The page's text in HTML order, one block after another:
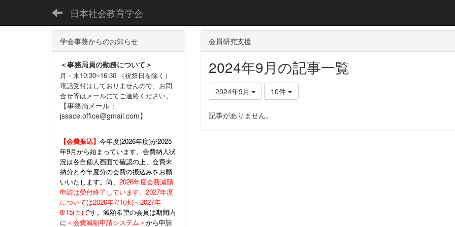
日本社会教育学会
会員研究支援
2024年9月の記事一覧
2024年9月 10件
記事がありません。
学会事務からのお知らせ
＜事務局員の勤務について＞
月・木10:30~16:30 （祝祭日を除く）
電話受付はしておりませんので、お問
合せ等はメールにてご連絡ください。
【事務局メール：
jssace.office@gmail.com】
【会費振込】 今年度(2026年度)が2025
年9月から始まっています。会費納入状
況は各自個人画面で確認の上、会費未
納分と今年度分の会費の振込みをお願
いいたします。尚、 2026年度会費減額
申請は受付終了しています。2027年度
については2026年7/1(水)～2027年
8/15(土)です。減額希望の会員は期間内
に ＜会費減額申請システム＞から申請